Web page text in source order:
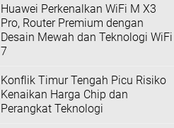
Huawei Perkenalkan WiFi M X3
Pro, Router Premium dengan
Desain Mewah dan Teknologi WiFi
7
Konflik Timur Tengah Picu Risiko
Kenaikan Harga Chip dan
Perangkat Teknologi